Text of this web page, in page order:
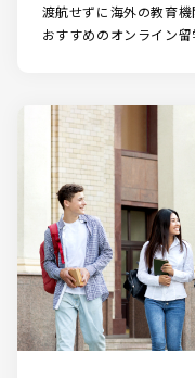
渡航せずに海外の教育
おすすめのオンライン留